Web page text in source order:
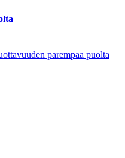
parempaa puolta